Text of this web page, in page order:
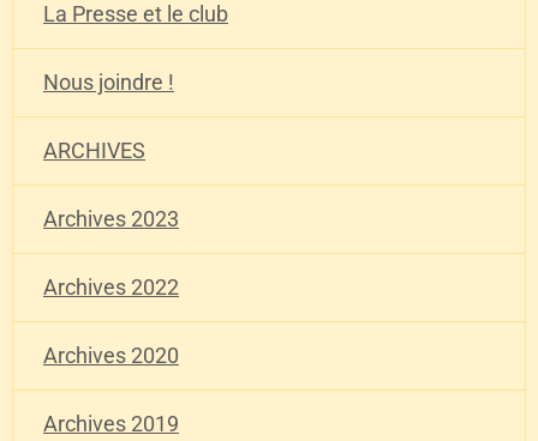
La Presse et le club
Nous joindre !
ARCHIVES
Archives 2023
Archives 2022
Archives 2020
Archives 2019